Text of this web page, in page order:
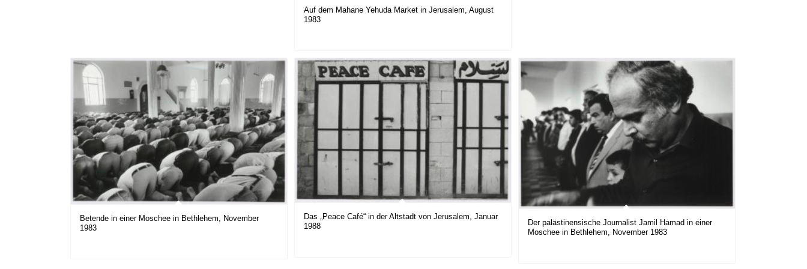
Auf dem Mahane Yehuda Market in Jerusalem, August
1983
Betende in einer Moschee in Bethlehem, November
1983
Das „Peace Café“ in der Altstadt von Jerusalem, Januar
1988
Der palästinensische Journalist Jamil Hamad in einer
Moschee in Bethlehem, November 1983